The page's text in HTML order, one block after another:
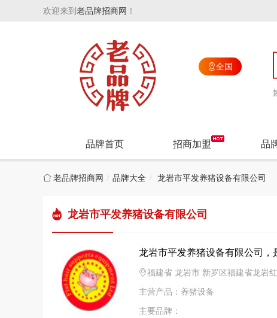
欢迎来到老品牌招商网 ！
全国
品牌首页 招商加盟 品
老品牌招商网 品牌大全 龙岩市平发养猪设备有限公司
龙岩市平发养猪设备有限公司
龙岩市平发养猪设备有限公司
福建省 龙岩市 新罗区福建省龙岩
主营产品：养猪设备
主要品牌：